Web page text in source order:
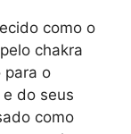
como o
chakra
para o
do seus
como